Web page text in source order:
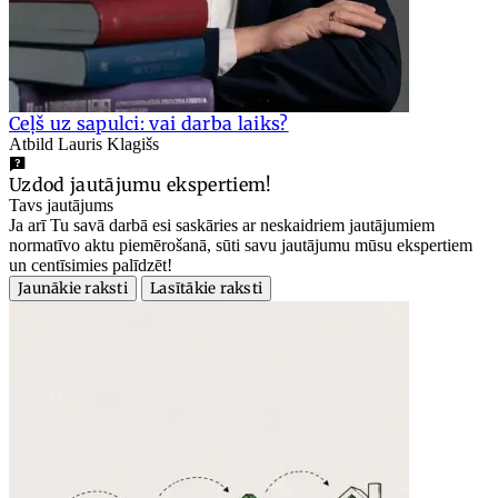
Ceļš uz sapulci: vai darba laiks?
Atbild Lauris Klagišs
Uzdod jautājumu ekspertiem!
Tavs jautājums
Ja arī Tu savā darbā esi saskāries ar neskaidriem jautājumiem
normatīvo aktu piemērošanā, sūti savu jautājumu mūsu ekspertiem
un centīsimies palīdzēt!
Jaunākie raksti
Lasītākie raksti